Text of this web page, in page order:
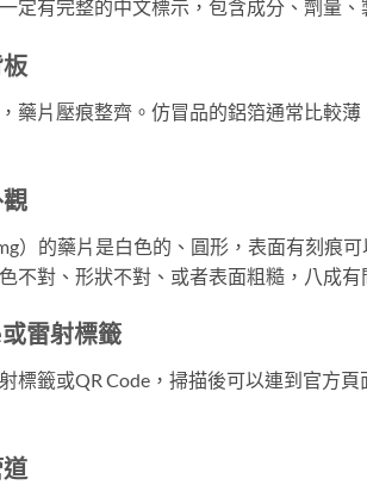
定有完整的中文標示，包含成分、劑量
藥片壓痕整齊。仿冒品的鋁箔通常比較
）的藥片是白色的、圓形，表面有刻痕
不對、形狀不對、或者表面粗糙，八成有
雷射標籤
標籤或QR Code，掃描後可以連到官方